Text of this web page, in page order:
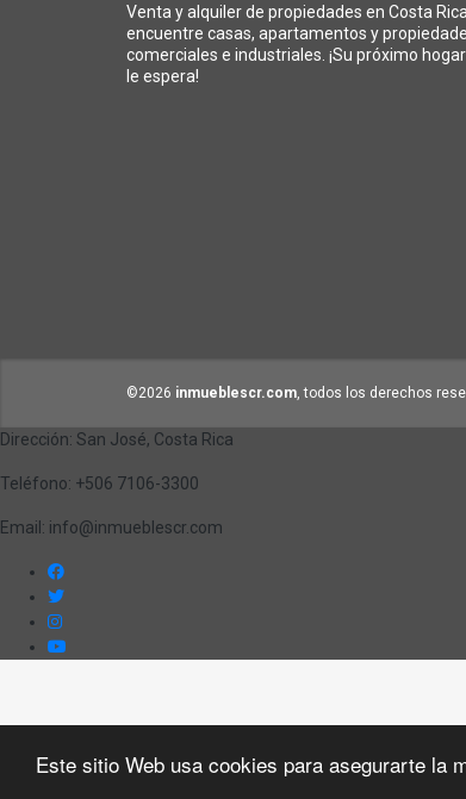
Este sitio Web usa cookies para asegurarte la
Venta y alquiler de propiedades en Costa
encuentre casas, apartamentos y
comerciales e industriales. ¡Su próximo
le espera!
©2026 inmueblescr.com, todos los derechos
Dirección: San José, Costa Rica
Teléfono: +506 7106-3300
Email: info@inmueblescr.com